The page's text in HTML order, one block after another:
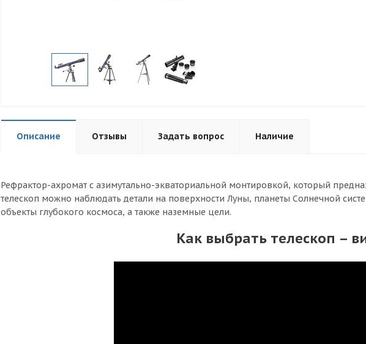
Описание Отзывы Задать вопрос Наличие
Рефрактор-ахромат с азимутально-экваториальной монтировкой, который
телескоп можно наблюдать детали на поверхности Луны, планеты Солнечной
объекты глубокого космоса, а также наземные цели.
Как выбрать телескоп –